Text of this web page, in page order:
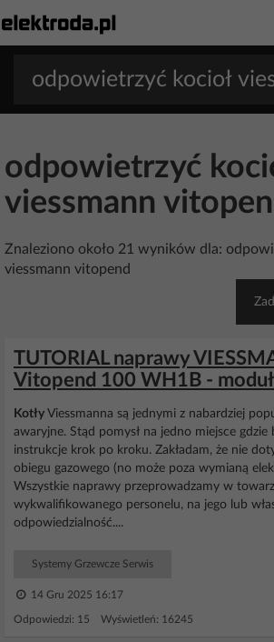
odpowietrzyć
viessmann
Znaleziono około 21 wyników dla:
viessmann vitopend
TUTORIAL naprawy
Vitopend 100 WH1B -
Kotły Viessmanna są jednymi z nabardziej
awaryjne. Stąd pomysł na jedno miejsce gdzie
instrukcje krok po kroku. Zakładam, że nie
obiegu gazowego (no może poza wymianą
Wszystkie naprawy przeprowadzamy w
wykwalifikowanego personelu, na jego lub
odpowiedzialność....
Systemy Grzewcze Serwis
14 Gru 2025 16:17
Odpowiedzi: 15 Wyświetleń: 16245